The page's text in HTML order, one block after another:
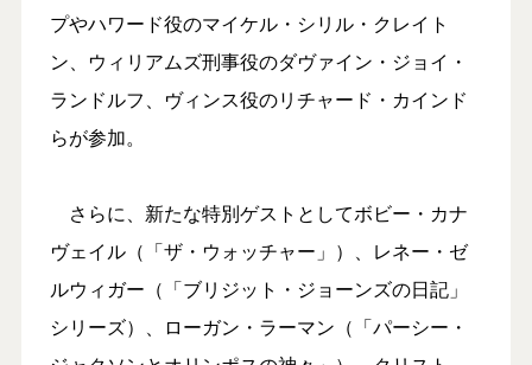
プやハワード役のマイケル・シリル・クレイト
ン、ウィリアムズ刑事役のダヴァイン・ジョイ・
ランドルフ、ヴィンス役のリチャード・カインド
らが参加。
さらに、新たな特別ゲストとしてボビー・カナ
ヴェイル（「ザ・ウォッチャー」）、レネー・ゼ
ルウィガー（「ブリジット・ジョーンズの日記」
シリーズ）、ローガン・ラーマン（「パーシー・